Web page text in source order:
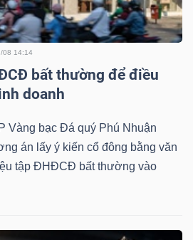
08 14:14
bất thường để điều
doanh
Vàng bạc Đá quý Phú Nhuận
án lấy ý kiến cổ đông bằng văn
tập ĐHĐCĐ bất thường vào